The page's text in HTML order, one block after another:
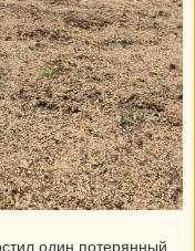
один потерянный